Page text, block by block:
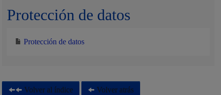
Protección de datos
Protección de datos
Volver al índice Volver atrás